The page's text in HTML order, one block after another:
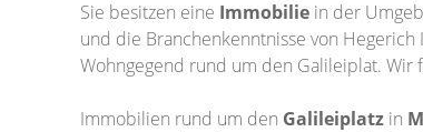
Sie besitzen eine Immobilie in der
und die Branchenkenntnisse von
Wohngegend rund um den Galileiplat.
Immobilien rund um den Galileiplatz in